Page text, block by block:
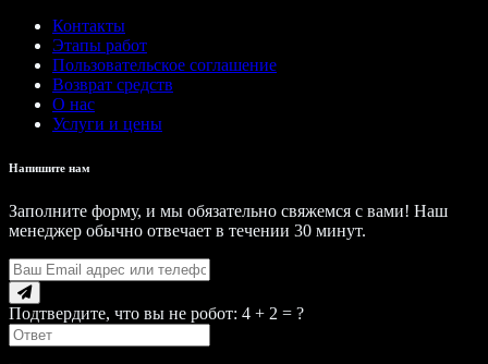
Контакты
Этапы работ
Пользовательское соглашение
Возврат средств
О нас
Услуги и цены
Напишите нам
Заполните форму, и мы обязательно свяжемся с вами! Наш
менеджер обычно отвечает в течении 30 минут.
Подтвердите, что вы не робот: 4 + 2 = ?